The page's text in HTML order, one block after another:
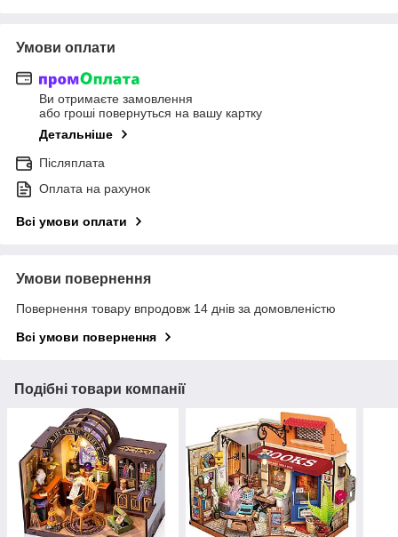
Умови оплати
Ви отримаєте замовлення
або гроші повернуться на вашу картку
Детальніше
Післяплата
Оплата на рахунок
Всі умови оплати
Умови повернення
Повернення товару впродовж 14 днів за домовленістю
Всі умови повернення
Подібні товари компанії